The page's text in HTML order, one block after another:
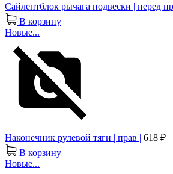
Сайлентблок рычага подвески | перед
В корзину
Новые...
Наконечник рулевой тяги | прав | 618 ₽
В корзину
Новые...